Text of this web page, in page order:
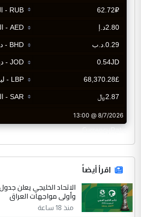
CurrencyRate
اقرأ أيضاً
وأولى مواجهات العراق
منذ 18 ساعة